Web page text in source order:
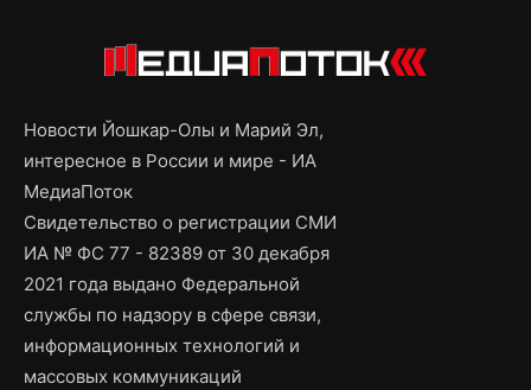
Новости Йошкар-Олы и Марий Эл,
интересное в России и мире - ИА
МедиаПоток
Свидетельство о регистрации СМИ
ИА № ФС 77 - 82389 от 30 декабря
2021 года выдано Федеральной
службы по надзору в сфере связи,
информационных технологий и
массовых коммуникаций